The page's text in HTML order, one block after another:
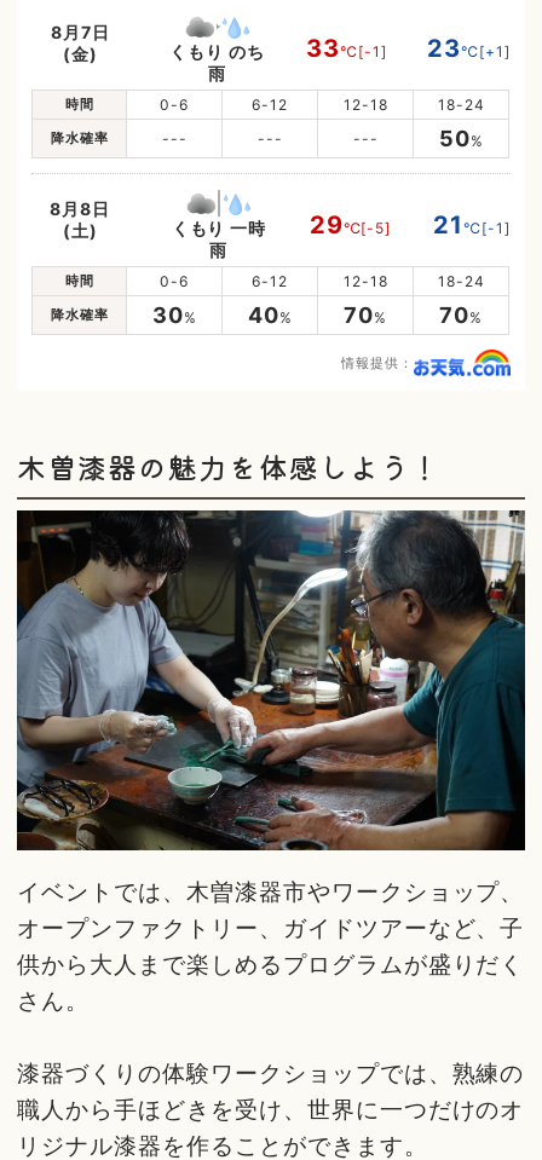
8月7日
(金)
くもり のち
雨
33℃[-1] 23℃[+1]
時間 0-6 6-12 12-18 18-24
降水確率 --- --- --- 50%
8月8日
(土)
くもり 一時
雨
29℃[-5] 21 ℃[-1]
時間 0-6 6-12 12-18 18-24
降水確率 30% 40% 70% 70%
情報提供：
木曽漆器の魅力を体感しよう！
イベントでは、木曽漆器市やワークショップ、
オープンファクトリー、ガイドツアーなど、子
供から大人まで楽しめるプログラムが盛りだく
さん。
漆器づくりの体験ワークショップでは、熟練の
職人から手ほどきを受け、世界に一つだけのオ
リジナル漆器を作ることができます。